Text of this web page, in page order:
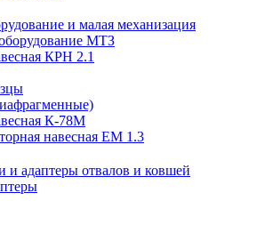
и малая механизация
МТЗ
КРН 2.1
К-78М
навесная ЕМ 1.3
и адаптеры отвалов и ковшей